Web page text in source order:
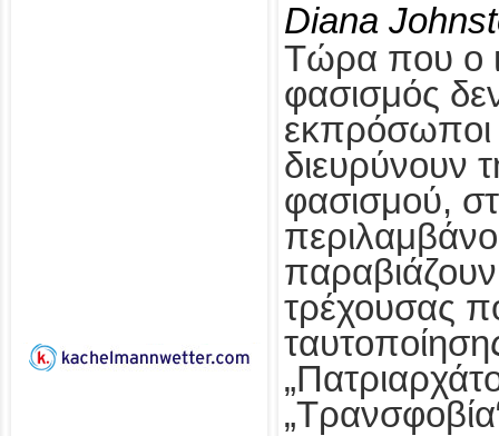
Diana
Τώρα που ο
φασισμός
εκπρόσωποι
διευρύνουν
φασισμού,
τρέχουσας